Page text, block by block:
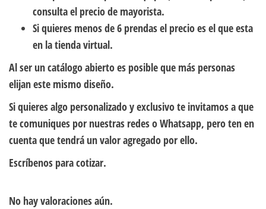
consulta el precio de mayorista.
Si quieres menos de 6 prendas el precio es el que esta
en la tienda virtual.
Al ser un catálogo abierto es posible que más personas
elijan este mismo diseño.
Si quieres algo personalizado y exclusivo te invitamos a que
te comuniques por nuestras redes o Whatsapp, pero ten en
cuenta que tendrá un valor agregado por ello.
Escríbenos para cotizar.
No hay valoraciones aún.